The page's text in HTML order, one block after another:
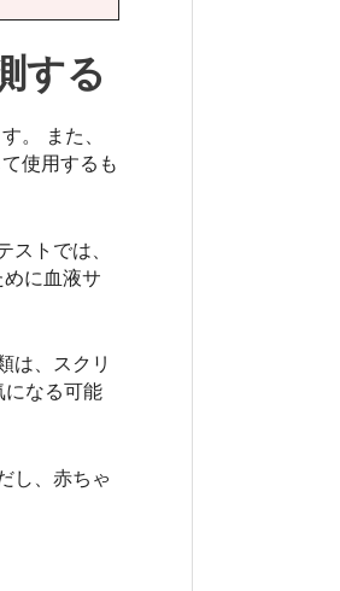
する
。 また、
使用するも
トでは、
に血液サ
は、スクリ
になる可能
し、赤ちゃ